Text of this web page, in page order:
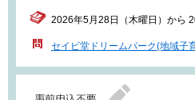
2026年5月28日（木曜日）から
セイビ堂ドリームパーク(地域子